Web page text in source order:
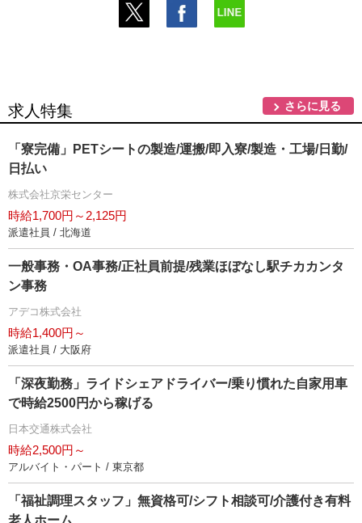
求人特集 さらに見る
「寮完備」PETシートの製造/運搬/即入寮/製造・工場/日勤/
日払い
株式会社京栄センター
時給1,700円～2,125円
派遣社員 / 北海道
一般事務・OA事務/正社員前提/残業ほぼなし駅チカカンタ
ン事務
アデコ株式会社
時給1,400円～
派遣社員 / 大阪府
「深夜勤務」ライドシェアドライバー/乗り慣れた自家用車
で時給2500円から稼げる
日本交通株式会社
時給2,500円～
アルバイト・パート / 東京都
「福祉調理スタッフ」無資格可/シフト相談可/介護付き有料
老人ホーム